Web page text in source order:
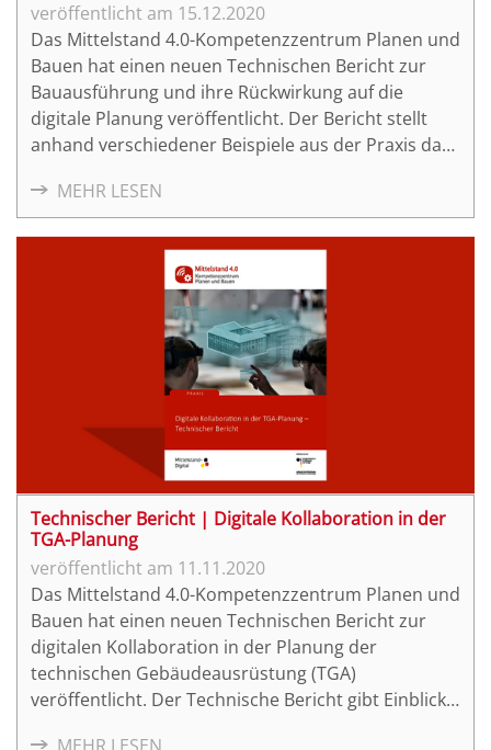
15.12.2020
Das Mittelstand 4.0-Kompetenzzentrum Planen und
Bauen hat einen neuen Technischen Bericht zur
Bauausführung und ihre Rückwirkung auf die
digitale Planung veröffentlicht. Der Bericht stellt
anhand verschiedener Beispiele aus der Praxis dar,
für das digitale Aufmaß bei der Umsetzung von
Bauvorhaben helfen können.
MEHR LESEN
Technischer Bericht | Digitale Kollaboration in der
TGA-Planung
11.11.2020
Das Mittelstand 4.0-Kompetenzzentrum Planen und
Bauen hat einen neuen Technischen Bericht zur
digitalen Kollaboration in der Planung der
technischen Gebäudeausrüstung (TGA)
veröffentlicht. Der Technische Bericht gibt Einblicke